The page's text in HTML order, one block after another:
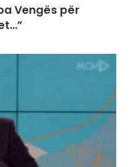
Vengës për